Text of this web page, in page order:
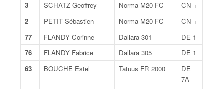
3
SCHATZ Geoffrey Norma M20 FC
CN +
2
PETIT Sébastien Norma M20 FC
CN +
77
FLANDY Corinne Dallara 301
DE 1
76
FLANDY Fabrice Dallara 305
DE 1
63
BOUCHE Estel Tatuus FR 2000
DE
7A